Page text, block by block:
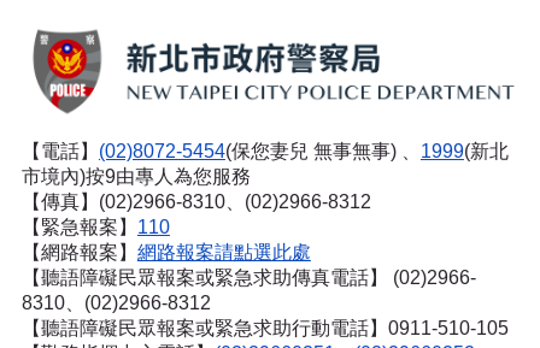
【電話】 (02)8072-5454(保您妻兒 無事無事) 、 1999(新北
市境內)按9由專人為您服務
【傳真】(02)2966-8310、(02)2966-8312
【緊急報案】 110
【網路報案】 網路報案請點選此處
【聽語障礙民眾報案或緊急求助傳真電話】
(02)2966-
8310、(02)2966-8312
【聽語障礙民眾報案或緊急求助行動電話】0911-510-105